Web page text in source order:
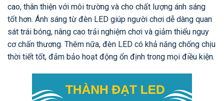
cao, thân thiện với môi trường và cho chất lượng ánh sáng
tốt hơn. Ánh sáng từ đèn LED giúp người chơi dễ dàng quan
sát trái bóng, nâng cao trải nghiệm chơi và giảm thiểu nguy
cơ chấn thương. Thêm nữa, đèn LED có khả năng chống chịu
thời tiết tốt, đảm bảo hoạt động ổn định trong mọi điều kiện.